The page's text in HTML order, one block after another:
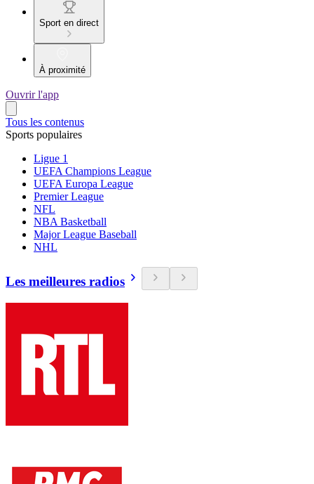
Sport en direct
À proximité
Ouvrir l'app
Tous les contenus
Sports populaires
Ligue 1
UEFA Champions League
UEFA Europa League
Premier League
NFL
NBA Basketball
Major League Baseball
NHL
Les meilleures radios